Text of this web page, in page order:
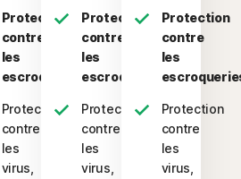
Protection
contre
les
escroqueries
Protection
contre
les
virus,
Protection
contre
les
escroqueries
Protection
contre
les
virus,
Protection
contre
les
Protection
contre
les
virus,